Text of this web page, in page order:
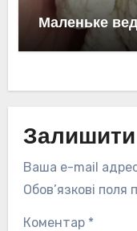
Маленьке
Залишити
Ваша e-mail
Обов’язкові поля
Коментар *